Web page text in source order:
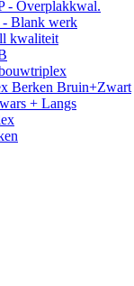
- Overplakkwal.
Blank werk
kwaliteit
Berken Bruin+Zwart
+ Langs